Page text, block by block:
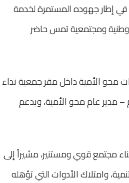
في إطار جهوده المستمرة لخدمة
وطنية ومجتمعية تمس حاضر
محو الأمية داخل مقر جمعية نداء
– مدير عام محو الأمية، وبدعم
مجتمع قوي ومستنير، مشيراً إلى
وامتلاك الأدوات التي تؤهله